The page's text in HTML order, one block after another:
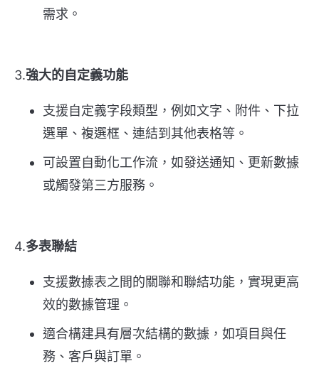
需求。
3.強大的自定義功能
支援自定義字段類型，例如文字、附件、下拉
選單、複選框、連結到其他表格等。
可設置自動化工作流，如發送通知、更新數據
或觸發第三方服務。
4.多表聯結
支援數據表之間的關聯和聯結功能，實現更高
效的數據管理。
適合構建具有層次結構的數據，如項目與任
務、客戶與訂單。